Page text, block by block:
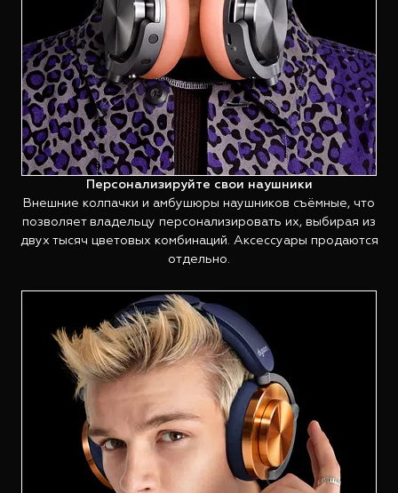
Персонализируйте свои наушники
Внешние колпачки и амбушюры наушников съёмные, что
позволяет владельцу персонализировать их, выбирая из
двух тысяч цветовых комбинаций. Аксессуары продаются
отдельно.